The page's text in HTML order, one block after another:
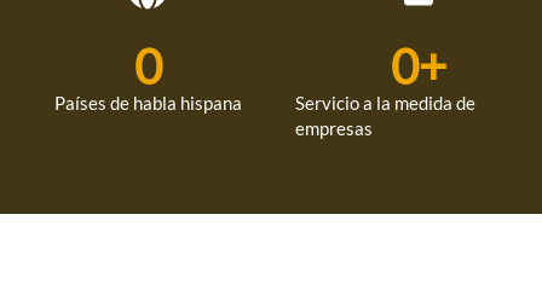
Países de habla hispana
0
Servicio a la medida de
empresas
0+